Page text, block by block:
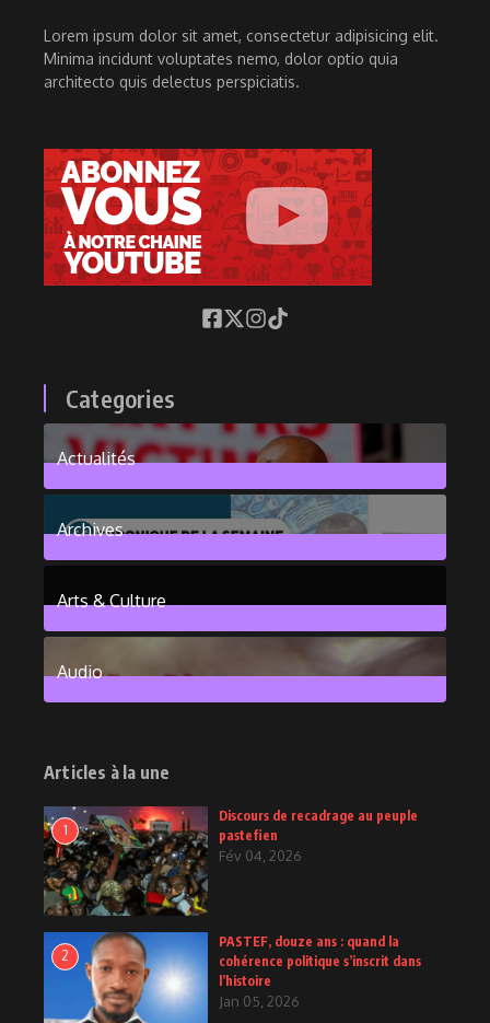
Lorem ipsum dolor sit amet, consectetur adipisicing elit.
Minima incidunt voluptates nemo, dolor optio quia
architecto quis delectus perspiciatis.
Categories
Actualités
376Posts
Archives
Arts & Culture
6Posts
Audio
Articles à la une
1
Discours de recadrage au peuple
pastefien
Fév 04, 2026
2
PASTEF, douze ans : quand la
cohérence politique s’inscrit dans
l’histoire
Jan 05, 2026